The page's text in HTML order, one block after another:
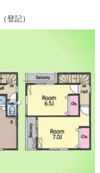
（登記）